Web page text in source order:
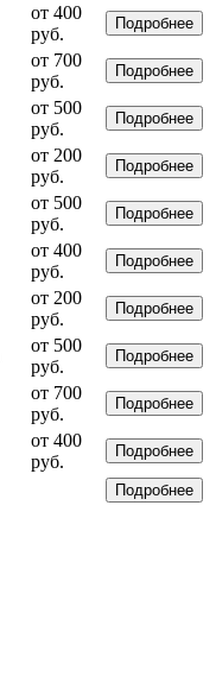
от 400
руб.
Подробнее
от 700
руб.
Подробнее
от 500
руб.
Подробнее
от 200
руб.
Подробнее
от 500
руб.
Подробнее
от 400
руб.
Подробнее
от 200
руб.
Подробнее
от 500
руб.
Подробнее
от 700
руб.
Подробнее
от 400
руб.
Подробнее
Подробнее